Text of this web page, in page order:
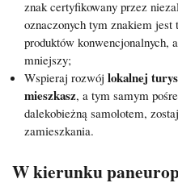
znak certyfikowany przez
oznaczonych tym znakiem jest
produktów konwencjonalnych,
mniejszy;
Wspieraj rozwój lokalnej
mieszkasz, a tym samym
dalekobieżną samolotem,
zamieszkania.
W kierunku